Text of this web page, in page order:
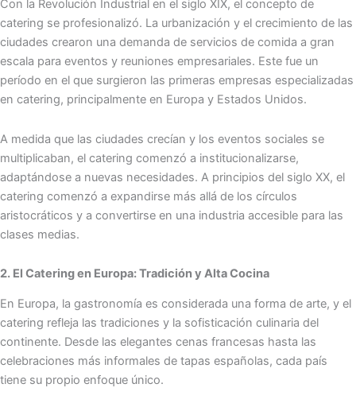
Con la Revolución Industrial en el siglo XIX, el concepto de
catering se profesionalizó. La urbanización y el crecimiento de las
ciudades crearon una demanda de servicios de comida a gran
escala para eventos y reuniones empresariales. Este fue un
período en el que surgieron las primeras empresas especializadas
en catering, principalmente en Europa y Estados Unidos.
A medida que las ciudades crecían y los eventos sociales se
multiplicaban, el catering comenzó a institucionalizarse,
adaptándose a nuevas necesidades. A principios del siglo XX, el
catering comenzó a expandirse más allá de los círculos
aristocráticos y a convertirse en una industria accesible para las
clases medias.
2. El Catering en Europa: Tradición y Alta Cocina
En Europa, la gastronomía es considerada una forma de arte, y el
catering refleja las tradiciones y la sofisticación culinaria del
continente. Desde las elegantes cenas francesas hasta las
celebraciones más informales de tapas españolas, cada país
tiene su propio enfoque único.